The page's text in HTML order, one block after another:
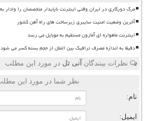
مرگ دورکاری در ایران وقتی اینترنت ناپایدار متخصصان را وادار
آخرین وضعیت امنیت سایبری زیرساخت های راه آهن کشور
اینترنت ماهواره ای آمازون مستقیم به موبایل می رسد
دقیقا به اندازه مصرف ترافیک بین الملل از حجم بسته کسر می شود
نظرات بینندگان آنی تل در مورد این مطلب
نظر شما در مورد این
نام:
ایمیل: